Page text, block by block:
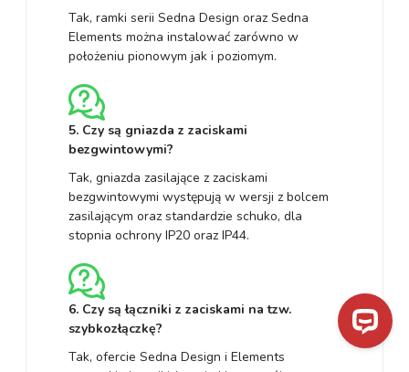
Tak, ramki serii Sedna Design oraz Sedna
Elements można instalować zarówno w
położeniu pionowym jak i poziomym.
5. Czy są gniazda z zaciskami
bezgwintowymi?
Tak, gniazda zasilające z zaciskami
bezgwintowymi występują w wersji z bolcem
zasilającym oraz standardzie schuko, dla
stopnia ochrony IP20 oraz IP44.
6. Czy są łączniki z zaciskami na tzw.
szybkozłączkę?
Tak, ofercie Sedna Design i Elements